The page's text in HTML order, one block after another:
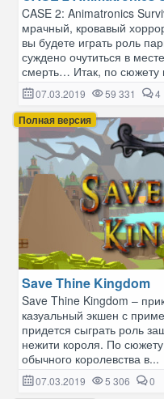
CASE 2: Animatronics
мрачный, кровавый
вы будете играть роль
суждено очутиться в
смерть… Итак, по сюжету
07.03.2019 59 331 4
Полная версия
Save Thine Kingdom
​Save Thine Kingdom –
казуальный экшен с
придется сыграть роль
нежити короля. По
обычного королевства в...
07.03.2019 5 306 0